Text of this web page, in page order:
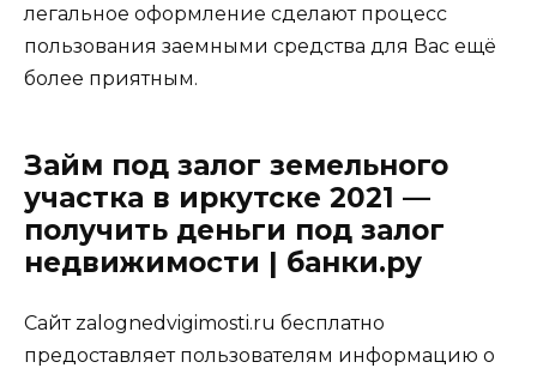
легальное оформление сделают процесс
пользования заемными средства для Вас ещё
более приятным.
Займ под залог земельного
участка в иркутске 2021 —
получить деньги под залог
недвижимости | банки.ру
Сайт zalognedvigimosti.ru бесплатно
предоставляет пользователям информацию о